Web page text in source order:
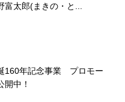
富太郎(まきの・と...
160年記念事業 プロモー
開中！